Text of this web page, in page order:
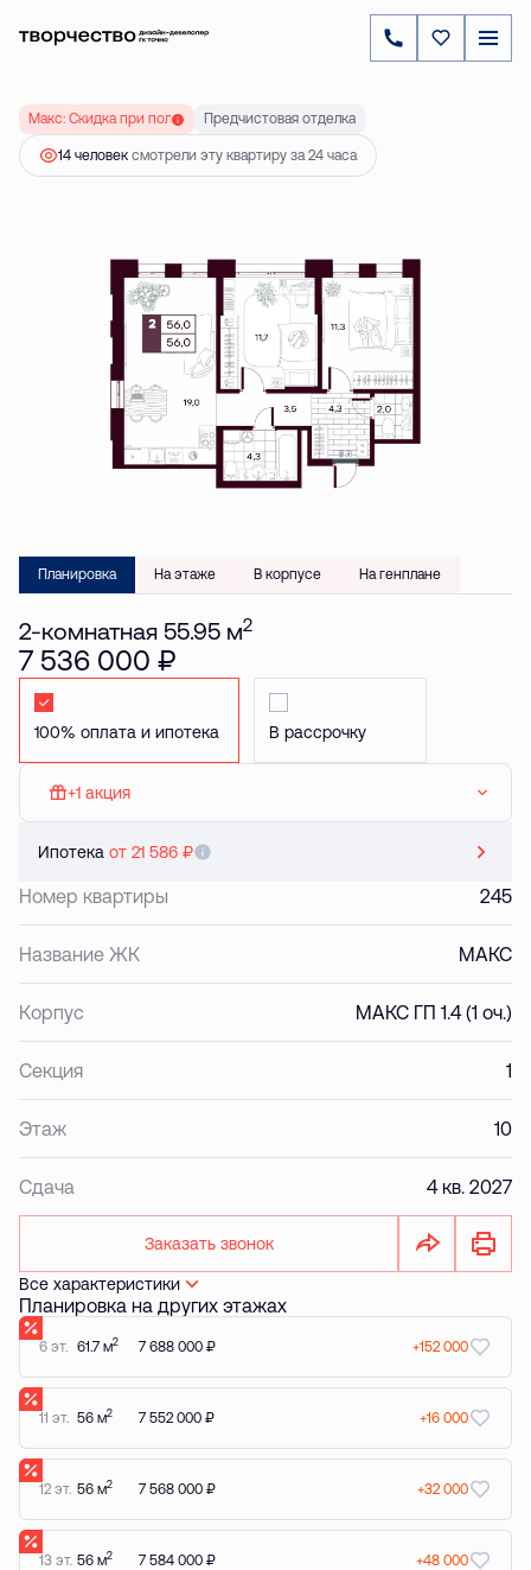
2-комнатная55.95 м
7 536 000 ₽
Макс: Скидка при полной оплате до 20 %
Предчистовая отделка
14 человек смотрели эту квартиру за 24 часа
Планировка На этаже В корпусе На генплане
2-комнатная 55.95 м2
7 536 000 ₽
Стандартная Стандартная
+1 акция
Ипотека от 21 586 ₽
Номер квартиры 245
Название ЖК МАКС
Корпус МАКС ГП 1.4 (1 оч.)
Секция 1
Этаж 10
Сдача 4 кв. 2027
Заказать звонок
Все характеристики
Планировка на других этажах
6 эт. 61.7 м2 7 688 000 ₽ +152 000
11 эт. 56 м2 7 552 000 ₽ +16 000
12 эт. 56 м2 7 568 000 ₽ +32 000
13 эт. 56 м2 7 584 000 ₽ +48 000